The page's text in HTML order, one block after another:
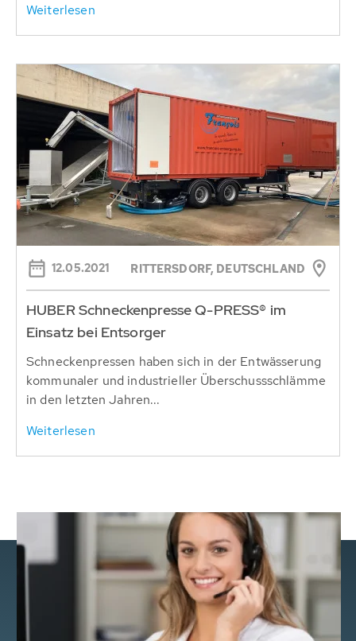
Weiterlesen
12.05.2021 RITTERSDORF, DEUTSCHLAND
HUBER Schneckenpresse Q-PRESS® im
Einsatz bei Entsorger
Schneckenpressen haben sich in der Entwässerung
kommunaler und industrieller Überschussschlämme
in den letzten Jahren...
Weiterlesen